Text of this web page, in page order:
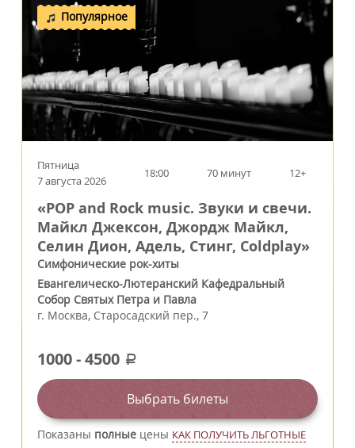
Популярное
Пятница
7 августа 2026
18:00 70 минут 12+
«POP and Rock music. Звуки и свечи.
Майкл Джексон, Джордж Майкл,
Селин Дион, Адель, Стинг, Coldplay»
Симфонические рок-хиты
Евангелическо-Лютеранский Кафедральный
Собор Святых Петра и Павла
г. Москва, Старосадский пер., 7
1000-4500 a
Выбрать билеты
Показаны полные цены КАК ПОЛУЧИТЬ ЛЬГОТНЫЕ